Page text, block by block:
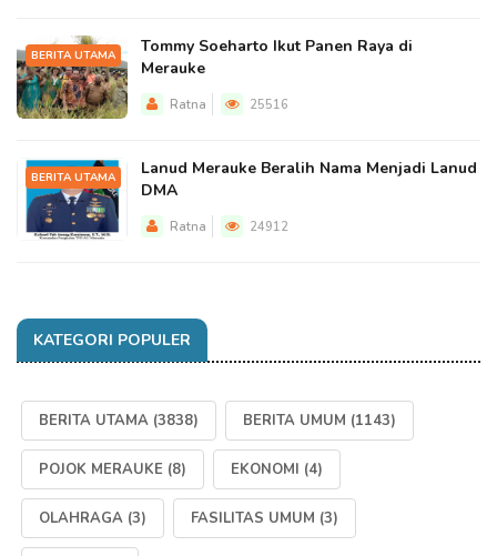
BERITA UTAMA
Tommy Soeharto Ikut Panen Raya di
Merauke
Ratna 25516
BERITA UTAMA
Lanud Merauke Beralih Nama Menjadi Lanud
DMA
Ratna 24912
KATEGORI POPULER
BERITA UTAMA (3838) BERITA UMUM (1143)
POJOK MERAUKE (8) EKONOMI (4)
OLAHRAGA (3) FASILITAS UMUM (3)